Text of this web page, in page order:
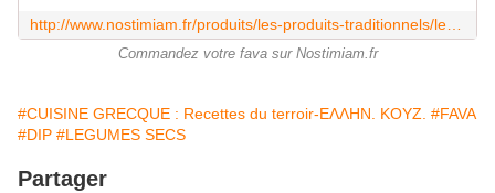
Commandez votre fava sur Nostimiam.fr
#CUISINE GRECQUE : Recettes du terroir-ΕΛΛΗΝ. ΚΟΥΖ. #FAVA
#DIP #LEGUMES SECS
Partager